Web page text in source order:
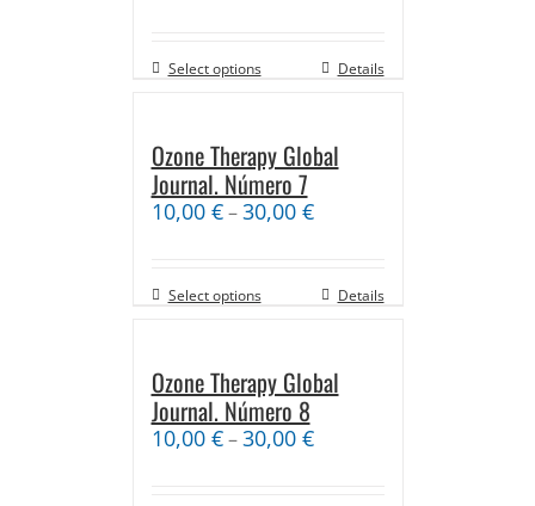
Select options Details
Ozone Therapy Global
Journal. Número 7
10,00 €–30,00 €
Select options Details
Ozone Therapy Global
Journal. Número 8
10,00 €–30,00 €